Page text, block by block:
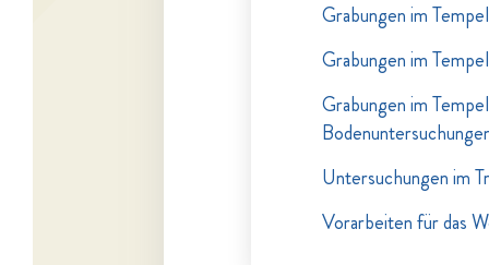
Grabungen im
Grabungen im
Grabungen im
Untersuchungen im
Vorarbeiten für das